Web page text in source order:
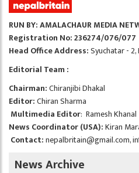
RUN BY: AMALACHAUR MEDIA
Registration No: 236274/076/077
Head Office Address:Syuchatar -
Editorial Team :
Chairman:Chiranjibi Dhakal
Editor:Chiran Sharma
Multimedia Editor: Ramesh Khanal
News Coordinator (USA):Kiran
Contact:nepalbritain@gmail.com,
News Archive